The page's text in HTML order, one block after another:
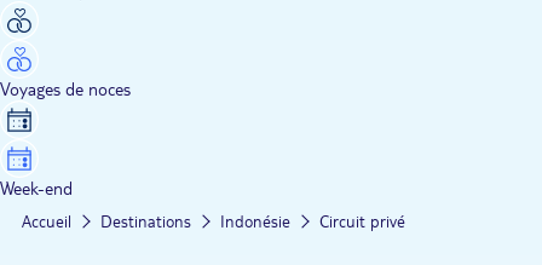
Voyages de noces
Week-end
Accueil Destinations Indonésie Circuit privé